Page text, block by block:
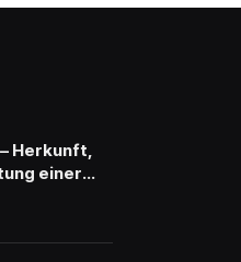
Herkunft,
einer